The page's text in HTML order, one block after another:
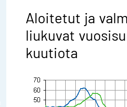
Aloitetut ja
liukuvat
kuutiota